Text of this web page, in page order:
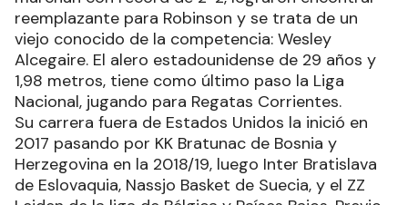
reemplazante para Robinson y se trata de un
viejo conocido de la competencia: Wesley
Alcegaire. El alero estadounidense de 29 años y
1,98 metros, tiene como último paso la Liga
Nacional, jugando para Regatas Corrientes.
Su carrera fuera de Estados Unidos la inició en
2017 pasando por KK Bratunac de Bosnia y
Herzegovina en la 2018/19, luego Inter Bratislava
de Eslovaquia, Nassjo Basket de Suecia, y el ZZ